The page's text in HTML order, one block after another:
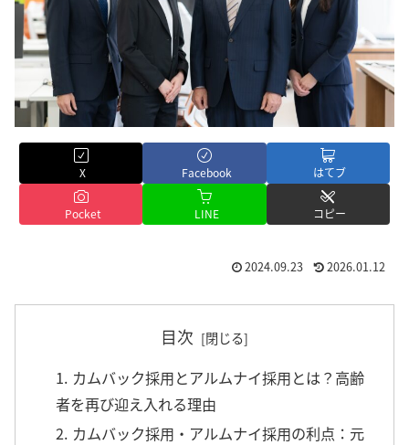
X Facebook はてブ
Pocket LINE コピー
2024.09.23 2026.01.12
目次
1. カムバック採用とアルムナイ採用とは？高齢
者を再び迎え入れる理由
2. カムバック採用・アルムナイ採用の利点：元